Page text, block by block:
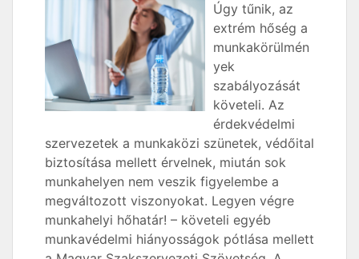
Úgy tűnik, az
extrém hőség a
munkakörülmén
yek
szabályozását
követeli. Az
érdekvédelmi
szervezetek a munkaközi szünetek, védőital
biztosítása mellett érvelnek, miután sok
munkahelyen nem veszik figyelembe a
megváltozott viszonyokat. Legyen végre
munkahelyi hőhatár! – követeli egyéb
munkavédelmi hiányosságok pótlása mellett